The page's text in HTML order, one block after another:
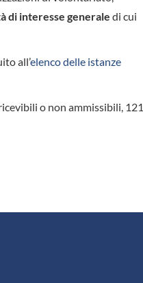
di interesse generale di cui
all’elenco delle istanze
o non ammissibili, 121